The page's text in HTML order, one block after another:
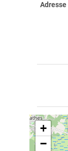
Adresse
+
−